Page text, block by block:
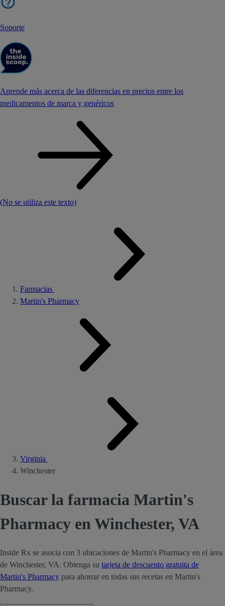
Soporte
Aprende más acerca de las diferencias en precios entre los
medicamentos de marca y genéricos
(No se utiliza este texto)
Farmacias
Martin's Pharmacy
Virginia
Winchester
Buscar la farmacia Martin's
Pharmacy en Winchester, VA
Inside Rx se asocia con 3 ubicaciones de Martin's Pharmacy en el área
de Winchester, VA. Obtenga su tarjeta de descuento gratuita de
Martin's Pharmacy para ahorrar en todas sus recetas en Martin's
Pharmacy.